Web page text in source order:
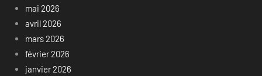
mai 2026
avril 2026
mars 2026
février 2026
janvier 2026